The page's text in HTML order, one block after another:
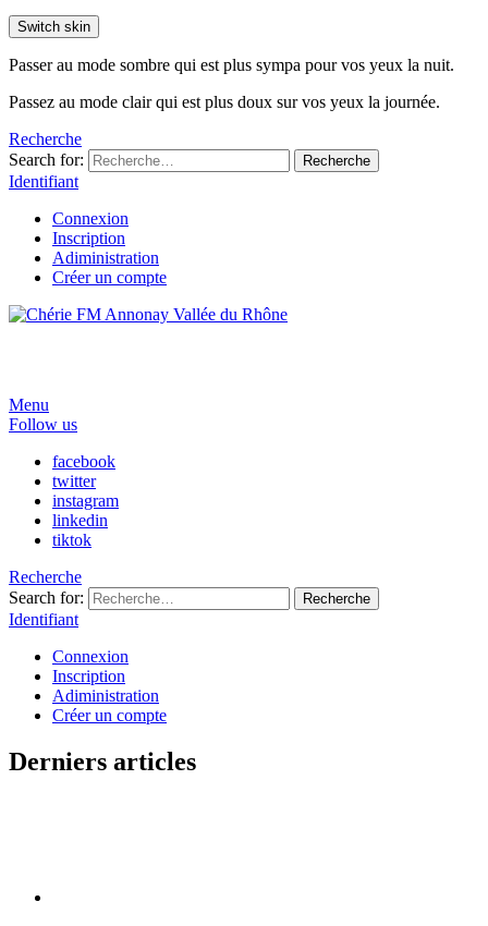
Switch skin
Passer au mode sombre qui est plus sympa pour vos yeux la nuit.
Passez au mode clair qui est plus doux sur vos yeux la journée.
Recherche
Search for:
Recherche
Identifiant
Connexion
Inscription
Adiministration
Créer un compte
Menu
Follow us
facebook
twitter
instagram
linkedin
tiktok
Recherche
Search for:
Recherche
Identifiant
Connexion
Inscription
Adiministration
Créer un compte
Derniers articles